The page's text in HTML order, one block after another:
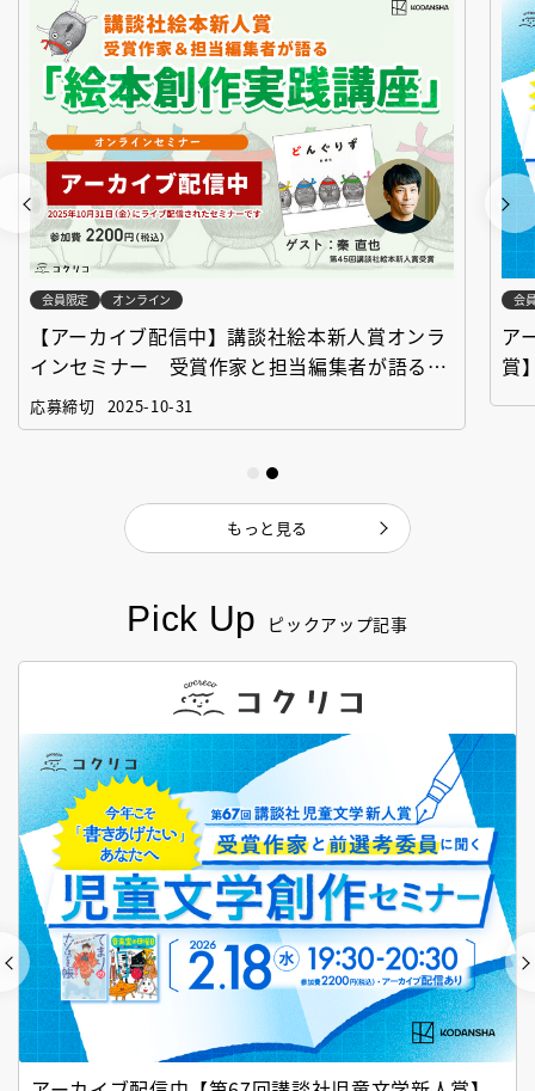
Pick Up ピックアップ記事
会員限定 オンライン
【アーカイブ配信中】講談社絵本新人賞オンラ
インセミナー 受賞作家と担当編集者が語る
「絵本創作実践講座」
応募締切 2025-10-31
会
ア
賞
もっと見る